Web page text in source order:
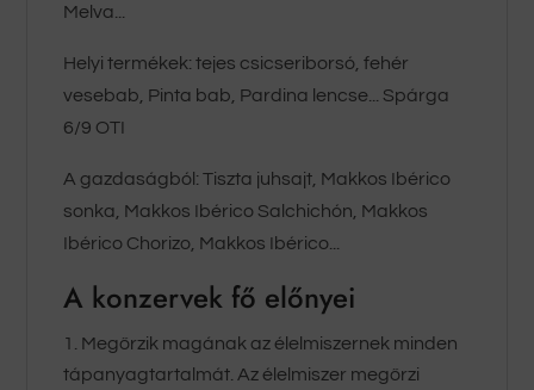
Melva...
Helyi termékek: tejes csicseriborsó, fehér
vesebab, Pinta bab, Pardina lencse... Spárga
6/9 OTI
A gazdaságból: Tiszta juhsajt, Makkos Ibérico
sonka, Makkos Ibérico Salchichón, Makkos
Ibérico Chorizo, Makkos Ibérico...
A konzervek fő előnyei
Megőrzik magának az élelmiszernek minden
tápanyagtartalmát. Az élelmiszer megőrzi